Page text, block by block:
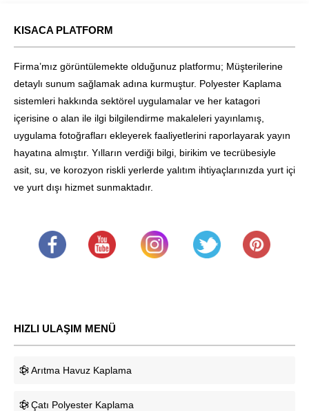
KISACA PLATFORM
Firma’mız görüntülemekte olduğunuz platformu; Müşterilerine
detaylı sunum sağlamak adına kurmuştur. Polyester Kaplama
sistemleri hakkında sektörel uygulamalar ve her katagori
içerisine o alan ile ilgi bilgilendirme makaleleri yayınlamış,
uygulama fotoğrafları ekleyerek faaliyetlerini raporlayarak yayın
hayatına almıştır. Yılların verdiği bilgi, birikim ve tecrübesiyle
asit, su, ve korozyon riskli yerlerde yalıtım ihtiyaçlarınızda yurt içi
ve yurt dışı hizmet sunmaktadır.
HIZLI ULAŞIM MENÜ
Arıtma Havuz Kaplama
Çatı Polyester Kaplama